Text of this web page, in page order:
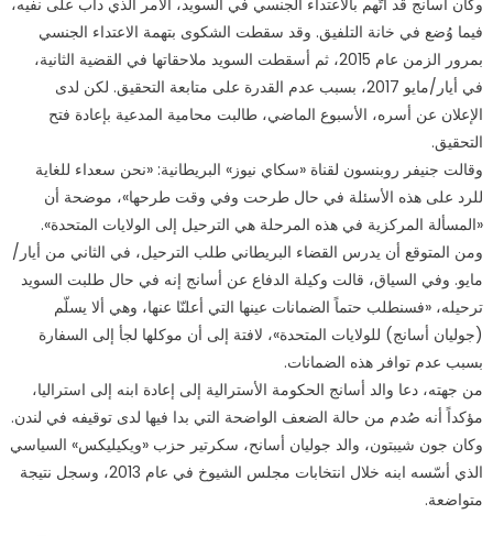
فيما وُضع في خانة التلفيق. وقد سقطت الشكوى بتهمة الاعتداء الجنسي
بمرور الزمن عام 2015، ثم أسقطت السويد ملاحقاتها في القضية الثانية،
في أيار/مايو 2017، بسبب عدم القدرة على متابعة التحقيق. لكن لدى
الإعلان عن أسره، الأسبوع الماضي، طالبت محامية المدعية بإعادة فتح
التحقيق.
وقالت جنيفر روبنسون لقناة «سكاي نيوز» البريطانية: «نحن سعداء للغاية
للرد على هذه الأسئلة في حال طرحت وفي وقت طرحها»، موضحة أن
«المسألة المركزية في هذه المرحلة هي الترحيل إلى الولايات المتحدة».
ومن المتوقع أن يدرس القضاء البريطاني طلب الترحيل، في الثاني من أيار/
مايو. وفي السياق، قالت وكيلة الدفاع عن أسانج إنه في حال طلبت السويد
ترحيله، «فسنطلب حتماً الضمانات عينها التي أعلنّا عنها، وهي ألا يسلّم
(جوليان أسانج) للولايات المتحدة»، لافتة إلى أن موكلها لجأ إلى السفارة
بسبب عدم توافر هذه الضمانات.
من جهته، دعا والد أسانج الحكومة الأسترالية إلى إعادة ابنه إلى استراليا،
مؤكداً أنه صُدم من حالة الضعف الواضحة التي بدا فيها لدى توقيفه في لندن.
وكان جون شيبتون، والد جوليان أسانح، سكرتير حزب «ويكيليكس» السياسي
الذي أسّسه ابنه خلال انتخابات مجلس الشيوخ في عام 2013، وسجل نتيجة
متواضعة.